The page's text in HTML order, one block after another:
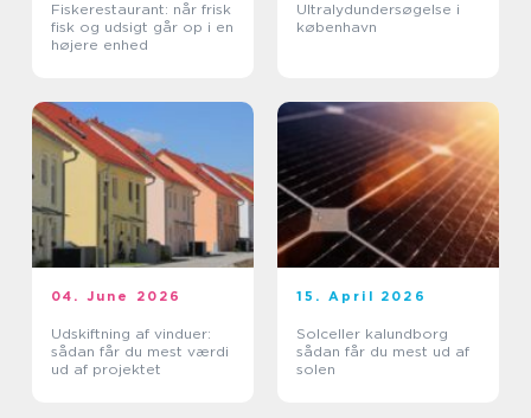
Fiskerestaurant: når frisk
fisk og udsigt går op i en
højere enhed
Ultralydundersøgelse i
københavn
04. June 2026
Udskiftning af vinduer:
sådan får du mest værdi
ud af projektet
15. April 2026
Solceller kalundborg
sådan får du mest ud af
solen